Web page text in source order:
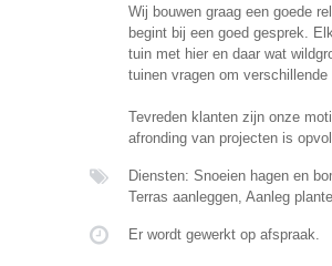
Wij bouwen graag een goede
begint bij een goed gesprek.
tuin met hier en daar wat
tuinen vragen om
Tevreden klanten zijn onze
afronding van projecten is
Diensten: Snoeien hagen en
Terras aanleggen, Aanleg
Er wordt gewerkt op afspraak.